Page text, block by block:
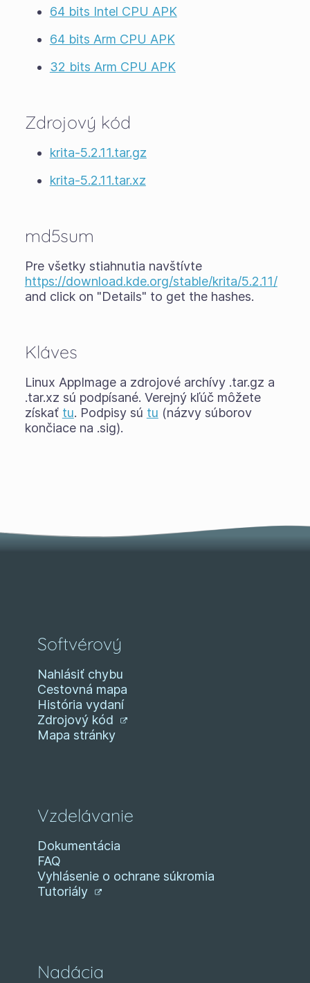
64 bits Intel CPU APK
64 bits Arm CPU APK
32 bits Arm CPU APK
Zdrojový kód
krita-5.2.11.tar.gz
krita-5.2.11.tar.xz
md5sum
Pre všetky stiahnutia navštívte
https://download.kde.org/stable/krita/5.2.11/
and click on "Details" to get the hashes.
Kláves
Linux AppImage a zdrojové archívy .tar.gz a
.tar.xz sú podpísané. Verejný kľúč môžete
získať tu. Podpisy sú tu (názvy súborov
končiace na .sig).
Softvérový
Nahlásiť chybu
Cestovná mapa
História vydaní
Zdrojový kód
Mapa stránky
Vzdelávanie
Dokumentácia
FAQ
Vyhlásenie o ochrane súkromia
Tutoriály
Nadácia